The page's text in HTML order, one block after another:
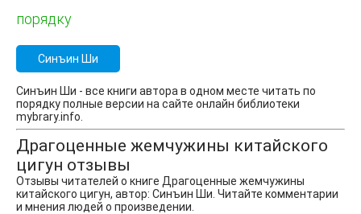
порядку
Синъин Ши
Синъин Ши - все книги автора в одном месте читать по
порядку полные версии на сайте онлайн библиотеки
mybrary.info.
Драгоценные жемчужины китайского
цигун отзывы
Отзывы читателей о книге Драгоценные жемчужины
китайского цигун, автор: Синъин Ши. Читайте комментарии
и мнения людей о произведении.